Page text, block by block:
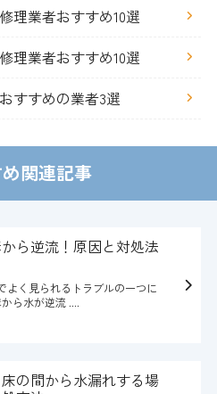
理業者おすすめ10選
理業者おすすめ10選
すすめの業者3選
関連記事
ら逆流！原因と対処法
よく見られるトラブルの一つに
から水が逆流 ....
の間から水漏れする場